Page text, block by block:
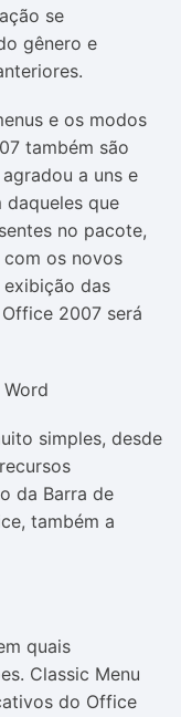
se
gênero e
e os modos
também são
a uns e
daqueles que
no pacote,
os novos
das
2007 será
simples, desde
da Barra de
também a
quais
Classic Menu
do Office